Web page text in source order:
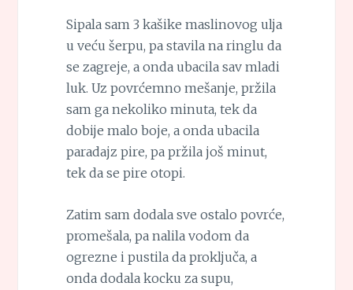
Sipala sam 3 kašike maslinovog ulja
u veću šerpu, pa stavila na ringlu da
se zagreje, a onda ubacila sav mladi
luk. Uz povrćemno mešanje, pržila
sam ga nekoliko minuta, tek da
dobije malo boje, a onda ubacila
paradajz pire, pa pržila još minut,
tek da se pire otopi.
Zatim sam dodala sve ostalo povrće,
promešala, pa nalila vodom da
ogrezne i pustila da proključa, a
onda dodala kocku za supu,